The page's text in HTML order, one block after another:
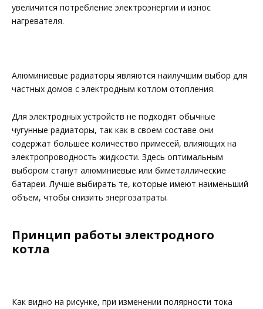
увеличится потребление электроэнергии и износ
нагревателя.
Алюминиевые радиаторы являются наилучшим выбор для
частных домов с электродным котлом отопления.
Для электродных устройств не подходят обычные
чугунные радиаторы, так как в своем составе они
содержат большее количество примесей, влияющих на
электропроводность жидкости. Здесь оптимальным
выбором станут алюминиевые или биметаллические
батареи. Лучше выбирать те, которые имеют наименьший
объем, чтобы снизить энергозатраты.
Принцип работы электродного
котла
Как видно на рисунке, при изменении полярности тока